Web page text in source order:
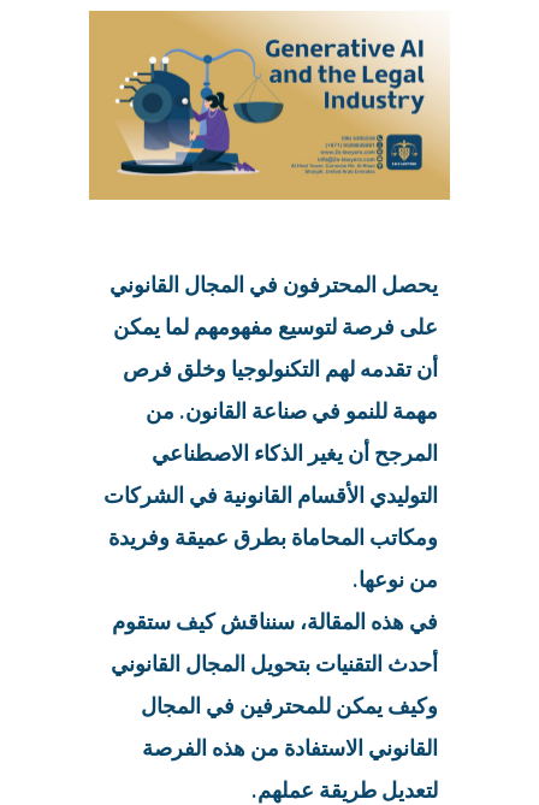
يحصل المحترفون في المجال القانوني
على فرصة لتوسيع مفهومهم لما يمكن
أن تقدمه لهم التكنولوجيا وخلق فرص
مهمة للنمو في صناعة القانون. من
المرجح أن يغير الذكاء الاصطناعي
التوليدي الأقسام القانونية في الشركات
ومكاتب المحاماة بطرق عميقة وفريدة
من نوعها.
في هذه المقالة، سنناقش كيف ستقوم
أحدث التقنيات بتحويل المجال القانوني
وكيف يمكن للمحترفين في المجال
القانوني الاستفادة من هذه الفرصة
لتعديل طريقة عملهم.